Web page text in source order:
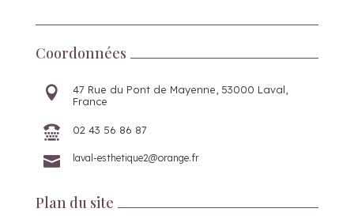
Coordonnées

47 Rue du Pont de Mayenne, 53000 Laval,
France
 02 43 56 86 87
 laval-esthetique2@orange.fr
Plan du site